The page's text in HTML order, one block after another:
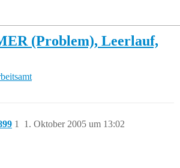
(Problem), Leerlauf,
1. Oktober 2005 um 13:02
1